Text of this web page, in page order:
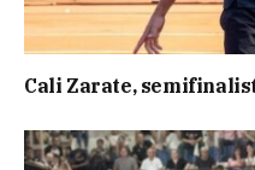
Cali Zarate,